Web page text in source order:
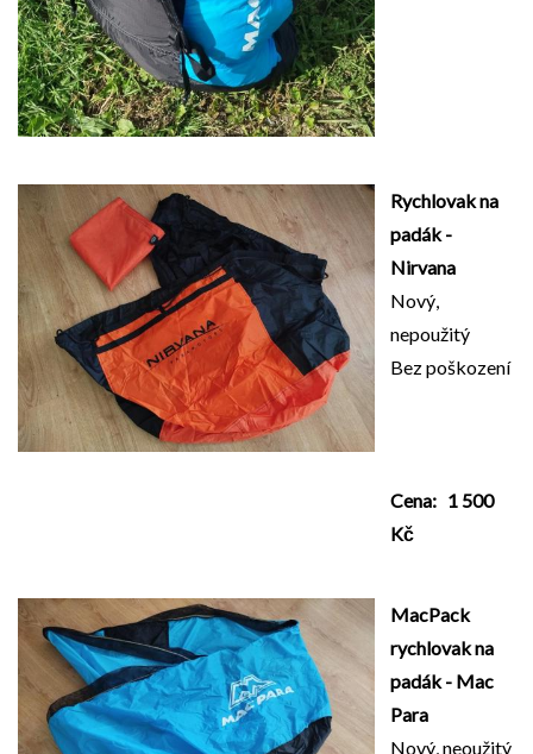
Rychlovak na
padák -
Nirvana
Nový,
nepoužitý
Bez poškození
Cena: 1 500
Kč
MacPack
rychlovak na
padák - Mac
Para
Nový, neoužitý